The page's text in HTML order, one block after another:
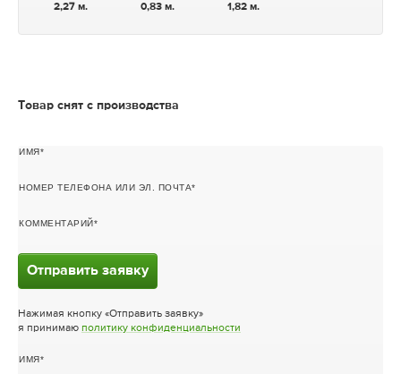
2,27 м.
0,83 м.
1,82 м.
Товар снят с производства
ИМЯ
НОМЕР ТЕЛЕФОНА ИЛИ ЭЛ. ПОЧТА
КОММЕНТАРИЙ
Отправить заявку
Нажимая кнопку «Отправить заявку»
я принимаю политику конфиденциальности
ИМЯ